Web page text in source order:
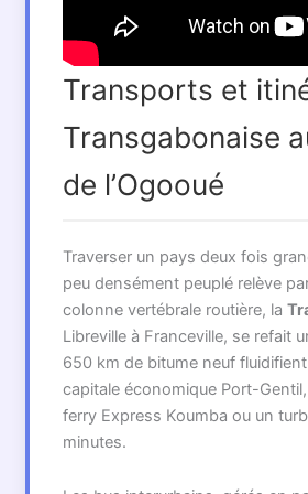
Transports et
Transgabonaise
de l’Ogooué
Traverser un pays deux fois
peu densément peuplé relève
colonne vertébrale routière, la
Libreville à Franceville, se refait
650 km de bitume neuf
capitale économique Port-
ferry Express Koumba ou un
minutes.